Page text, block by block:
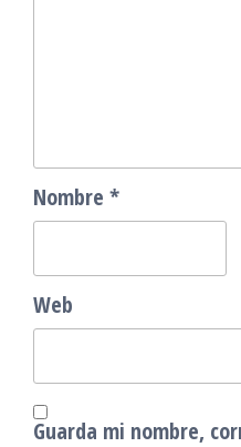
Nombre *
Web
Guarda mi nombre,